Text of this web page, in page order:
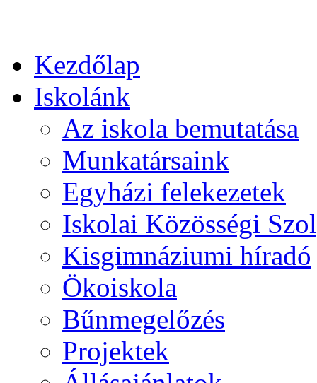
Kezdőlap
Iskolánk
Az iskola bemutatása
Munkatársaink
Egyházi felekezetek
Iskolai Közösségi
Kisgimnáziumi híradó
Ökoiskola
Bűnmegelőzés
Projektek